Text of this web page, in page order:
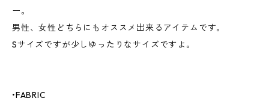
ー。
男性、女性どちらにもオススメ出来るアイテムです。
Sサイズですが少しゆったりなサイズですよ。
•FABRIC